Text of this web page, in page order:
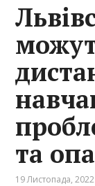
та
19 Листопада, 2022